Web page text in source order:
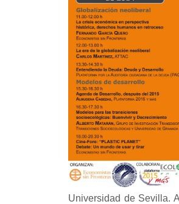
Universidad de Sevilla.